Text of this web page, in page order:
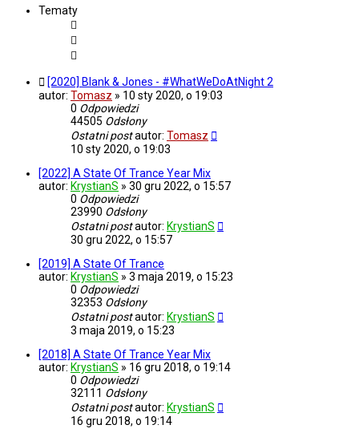
Tematy
[2020] Blank & Jones - #WhatWeDoAtNight 2
autor: Tomasz » 10 sty 2020, o 19:03
0 Odpowiedzi
44505 Odsłony
Ostatni postautor: Tomasz
10 sty 2020, o 19:03
[2022] A State Of Trance Year Mix
autor: KrystianS » 30 gru 2022, o 15:57
0 Odpowiedzi
23990 Odsłony
Ostatni postautor: KrystianS
30 gru 2022, o 15:57
[2019] A State Of Trance
autor: KrystianS » 3 maja 2019, o 15:23
0 Odpowiedzi
32353 Odsłony
Ostatni postautor: KrystianS
3 maja 2019, o 15:23
[2018] A State Of Trance Year Mix
autor: KrystianS » 16 gru 2018, o 19:14
0 Odpowiedzi
32111 Odsłony
Ostatni postautor: KrystianS
16 gru 2018, o 19:14